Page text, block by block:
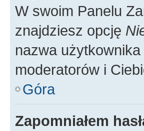
W swoim Panelu
znajdziesz opcję
nazwa
moderatorów i
Góra
Zapomniałem